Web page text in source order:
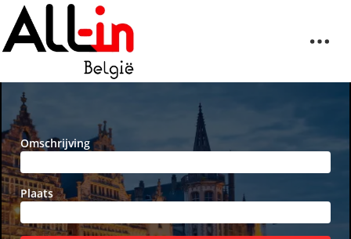
Omschrijving
Plaats